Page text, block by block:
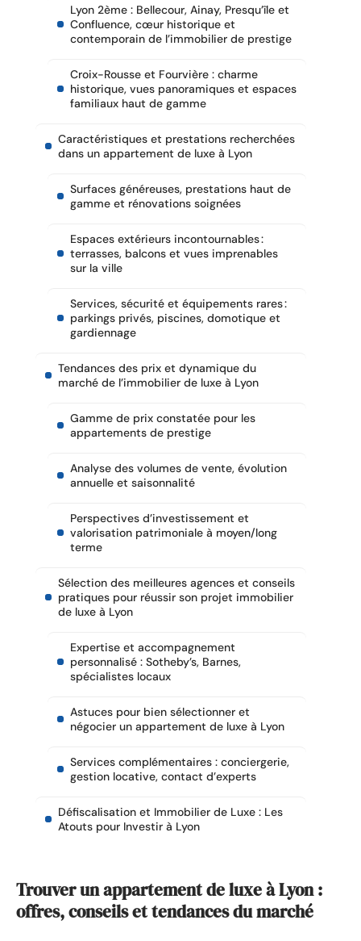
Lyon 2ème : Bellecour, Ainay, Presqu’île et
Confluence, cœur historique et
contemporain de l’immobilier de prestige
Croix-Rousse et Fourvière : charme
historique, vues panoramiques et espaces
familiaux haut de gamme
Caractéristiques et prestations recherchées
dans un appartement de luxe à Lyon
Surfaces généreuses, prestations haut de
gamme et rénovations soignées
Espaces extérieurs incontournables :
terrasses, balcons et vues imprenables
sur la ville
Services, sécurité et équipements rares :
parkings privés, piscines, domotique et
gardiennage
Tendances des prix et dynamique du
marché de l’immobilier de luxe à Lyon
Gamme de prix constatée pour les
appartements de prestige
Analyse des volumes de vente, évolution
annuelle et saisonnalité
Perspectives d’investissement et
valorisation patrimoniale à moyen/long
terme
Sélection des meilleures agences et conseils
pratiques pour réussir son projet immobilier
de luxe à Lyon
Expertise et accompagnement
personnalisé : Sotheby’s, Barnes,
spécialistes locaux
Astuces pour bien sélectionner et
négocier un appartement de luxe à Lyon
Services complémentaires : conciergerie,
gestion locative, contact d’experts
Défiscalisation et Immobilier de Luxe : Les
Atouts pour Investir à Lyon
Trouver un appartement de luxe à Lyon :
offres, conseils et tendances du marché